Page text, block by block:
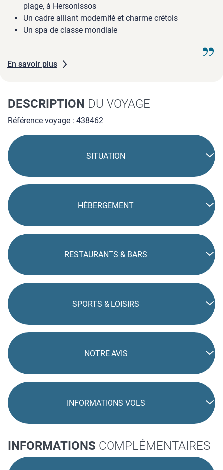
plage, à Hersonissos
Un cadre alliant modernité et charme crétois
Un spa de classe mondiale
En savoir plus
DESCRIPTION DU VOYAGE
Référence voyage : 438462
SITUATION
HÉBERGEMENT
RESTAURANTS & BARS
SPORTS & LOISIRS
NOTRE AVIS
INFORMATIONS VOLS
INFORMATIONS COMPLÉMENTAIRES